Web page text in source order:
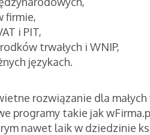
firmie,
i PIT,
trwałych i WNIP,
językach.
rozwiązanie dla
programy takie jak
nawet laik w dziedzinie